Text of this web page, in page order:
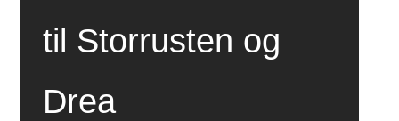
til Storrusten og
Drea